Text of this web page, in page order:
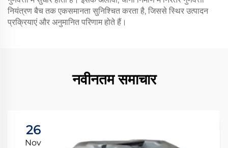
नियंत्रण बैच तक एकसमानता सुनिश्चित करता है, जिससे स्थिर उत्पादन
प्रक्रियाएं और अनुमानित परिणाम होते हैं।
नवीनतम समाचार
26
Nov